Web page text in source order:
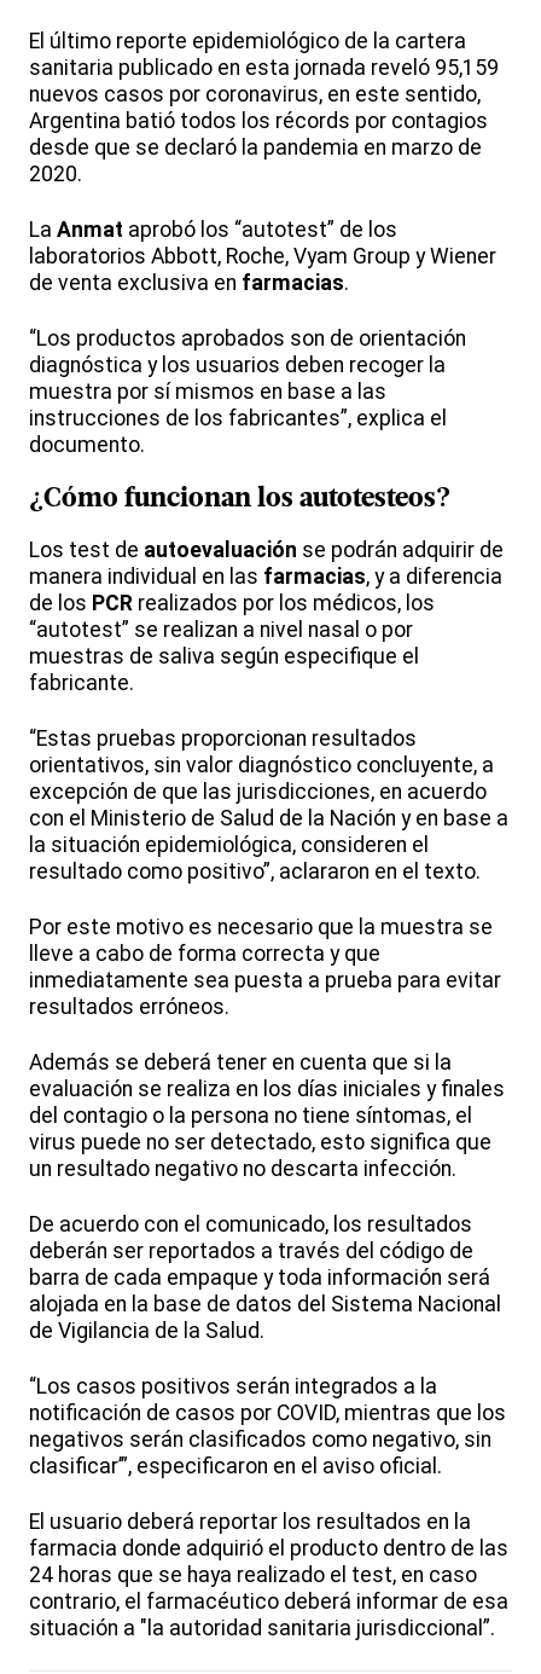
El último reporte epidemiológico de la cartera
sanitaria publicado en esta jornada reveló 95,159
nuevos casos por coronavirus, en este sentido,
Argentina batió todos los récords por contagios
desde que se declaró la pandemia en marzo de
2020.
La Anmat aprobó los “autotest” de los
laboratorios Abbott, Roche, Vyam Group y Wiener
de venta exclusiva en farmacias.
“Los productos aprobados son de orientación
diagnóstica y los usuarios deben recoger la
muestra por sí mismos en base a las
instrucciones de los fabricantes”, explica el
documento.
¿Cómo funcionan los autotesteos?
Los test de autoevaluación se podrán adquirir de
manera individual en las farmacias, y a diferencia
de los PCR realizados por los médicos, los
“autotest” se realizan a nivel nasal o por
muestras de saliva según especifique el
fabricante.
“Estas pruebas proporcionan resultados
orientativos, sin valor diagnóstico concluyente, a
excepción de que las jurisdicciones, en acuerdo
con el Ministerio de Salud de la Nación y en base a
la situación epidemiológica, consideren el
resultado como positivo”, aclararon en el texto.
Por este motivo es necesario que la muestra se
lleve a cabo de forma correcta y que
inmediatamente sea puesta a prueba para evitar
resultados erróneos.
Además se deberá tener en cuenta que si la
evaluación se realiza en los días iniciales y finales
del contagio o la persona no tiene síntomas, el
virus puede no ser detectado, esto significa que
un resultado negativo no descarta infección.
De acuerdo con el comunicado, los resultados
deberán ser reportados a través del código de
barra de cada empaque y toda información será
alojada en la base de datos del Sistema Nacional
de Vigilancia de la Salud.
“Los casos positivos serán integrados a la
notificación de casos por COVID, mientras que los
negativos serán clasificados como negativo, sin
clasificar’”, especificaron en el aviso oficial.
El usuario deberá reportar los resultados en la
farmacia donde adquirió el producto dentro de las
24 horas que se haya realizado el test, en caso
contrario, el farmacéutico deberá informar de esa
situación a "la autoridad sanitaria jurisdiccional”.